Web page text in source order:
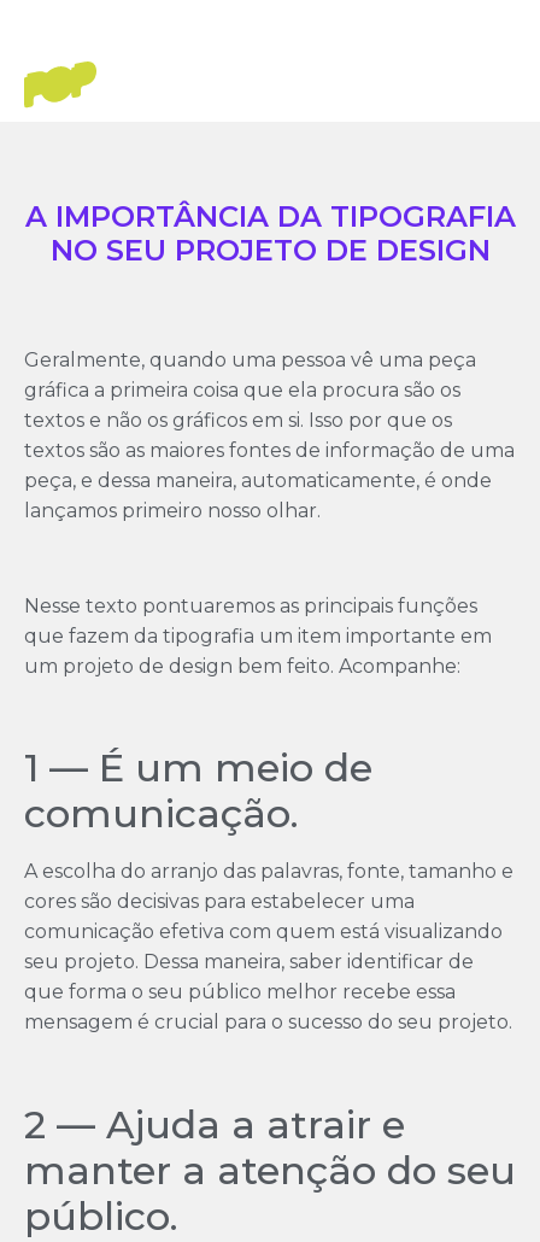
A IMPORTÂNCIA DA TIPOGRAFIA
NO SEU PROJETO DE DESIGN
Geralmente, quando uma pessoa vê uma peça
gráfica a primeira coisa que ela procura são os
textos e não os gráficos em si. Isso por que os
textos são as maiores fontes de informação de uma
peça, e dessa maneira, automaticamente, é onde
lançamos primeiro nosso olhar.
Nesse texto pontuaremos as principais funções
que fazem da tipografia um item importante em
um projeto de design bem feito. Acompanhe:
1 — É um meio de
comunicação.
A escolha do arranjo das palavras, fonte, tamanho e
cores são decisivas para estabelecer uma
comunicação efetiva com quem está visualizando
seu projeto. Dessa maneira, saber identificar de
que forma o seu público melhor recebe essa
mensagem é crucial para o sucesso do seu projeto.
2 — Ajuda a atrair e
manter a atenção do seu
público.